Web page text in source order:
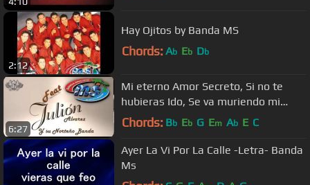
2:12
Hay Ojitos by Banda MS
Chords: Ab Eb Db
6:27
Mi eterno Amor Secreto, Si no te
hubieras Ido, Se va muriendo mi
alma Julion Alvarez y su norteño Ba
Chords: Bb Eb G Em Ab E C
Ayer La Vi Por La Calle -Letra- Banda
Ms